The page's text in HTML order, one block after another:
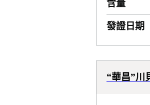
含量
發證日期
“華昌”川